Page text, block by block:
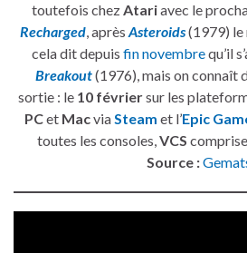
toutefois chezAtariavec le
Recharged, après Asteroids(1979) le
cela dit depuis fin novembrequ’il
Breakout(1976), mais on connaît
sortie : le 10 févriersur les
PCet MacviaSteam et l’Epic
toutes les consoles,VCS
Source :